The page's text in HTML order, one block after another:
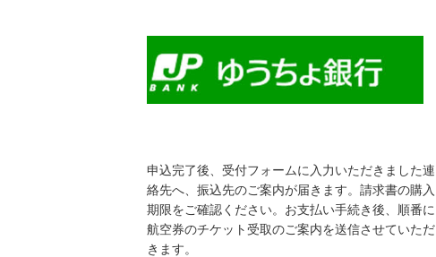
申込完了後、受付フォームに入力いただきました連
絡先へ、振込先のご案内が届きます。請求書の購入
期限をご確認ください。お支払い手続き後、順番に
航空券のチケット受取のご案内を送信させていただ
きます。